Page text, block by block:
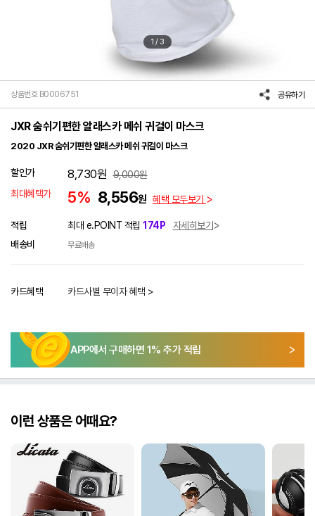
1 / 3
상품번호 B0006751 공유하기
JXR 숨쉬기편한 알래스카 메쉬 귀걸이 마스크
2020 JXR 숨쉬기편한 알래스카 메쉬 귀걸이 마스크
할인가 8,730원 9,000원
최대혜택가
5% 8,556원 혜택 모두보기
적립 최대 e.POINT 적립 174P
자세히보기
배송비
무료배송
카드혜택 카드사별 무이자 혜택 >
APP에서 구매하면 1% 추가 적립
이런 상품은 어때요?